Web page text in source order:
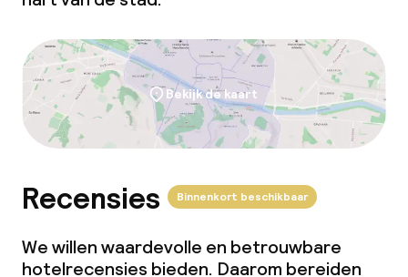
Bekijk de kaart
Recensies Binnenkort beschikbaar
We willen waardevolle en betrouwbare
hotelrecensies bieden. Daarom bereiden